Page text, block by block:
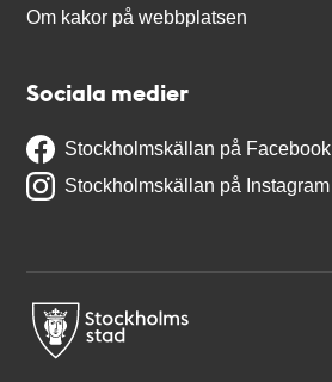
Om kakor på webbplatsen
Sociala medier
Stockholmskällan på Facebook
Stockholmskällan på Instagram